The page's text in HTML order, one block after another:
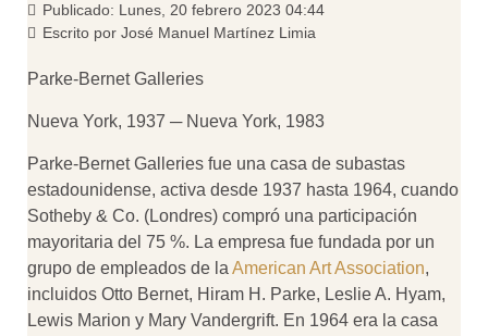
Publicado: Lunes, 20 febrero 2023 04:44
Escrito por José Manuel Martínez Limia
Parke-Bernet Galleries
Nueva York, 1937 ─ Nueva York, 1983
Parke-Bernet Galleries fue una casa de subastas
estadounidense, activa desde 1937 hasta 1964, cuando
Sotheby & Co. (Londres) compró una participación
mayoritaria del 75 %. La empresa fue fundada por un
grupo de empleados de la American Art Association,
incluidos Otto Bernet, Hiram H. Parke, Leslie A. Hyam,
Lewis Marion y Mary Vandergrift. En 1964 era la casa